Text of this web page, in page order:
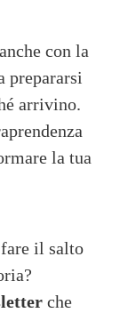
con la
prepararsi
arrivino.
la tua
il salto
che